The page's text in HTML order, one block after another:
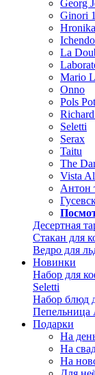
Georg
Ginori
Hronika
La
Mario
Onno
Pols
Seletti
Serax
Taitu
The
Vista
Антон
Десертная
Стакан для
Ведро для
Новинки
Набор для
Seletti
Набор блюд
Пепельница
Подарки
На
На
На